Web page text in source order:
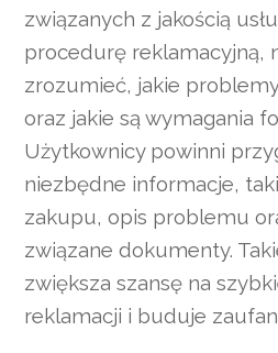
związanych z jakością
procedurę reklamacyjną,
zrozumieć, jakie
oraz jakie są wymagania
Użytkownicy powinni
niezbędne informacje,
zakupu, opis problemu
związane dokumenty.
zwiększa szansę na
reklamacji i buduje